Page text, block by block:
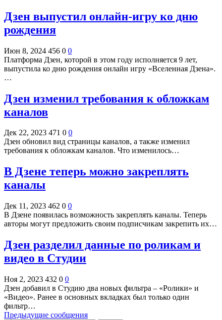
Дзен выпустил онлайн-игру ко дню
рождения
Июн 8, 2024 456 0 0
Платформа Дзен, которой в этом году исполняется 9 лет,
выпустила ко дню рождения онлайн игру «Вселенная Дзена».
…
Дзен изменил требования к обложкам
каналов
Дек 22, 2023 471 0 0
Дзен обновил вид страницы каналов, а также изменил
требования к обложкам каналов. Что изменилось…
В Дзене теперь можно закреплять
каналы
Дек 11, 2023 462 0 0
В Дзене появилась возможность закреплять каналы. Теперь
авторы могут предложить своим подписчикам закрепить их…
Дзен разделил данные по роликам и
видео в Студии
Ноя 2, 2023 432 0 0
Дзен добавил в Студию два новых фильтра – «Ролики» и
«Видео». Ранее в основных вкладках был только один
фильтр…
Предыдущие сообщения